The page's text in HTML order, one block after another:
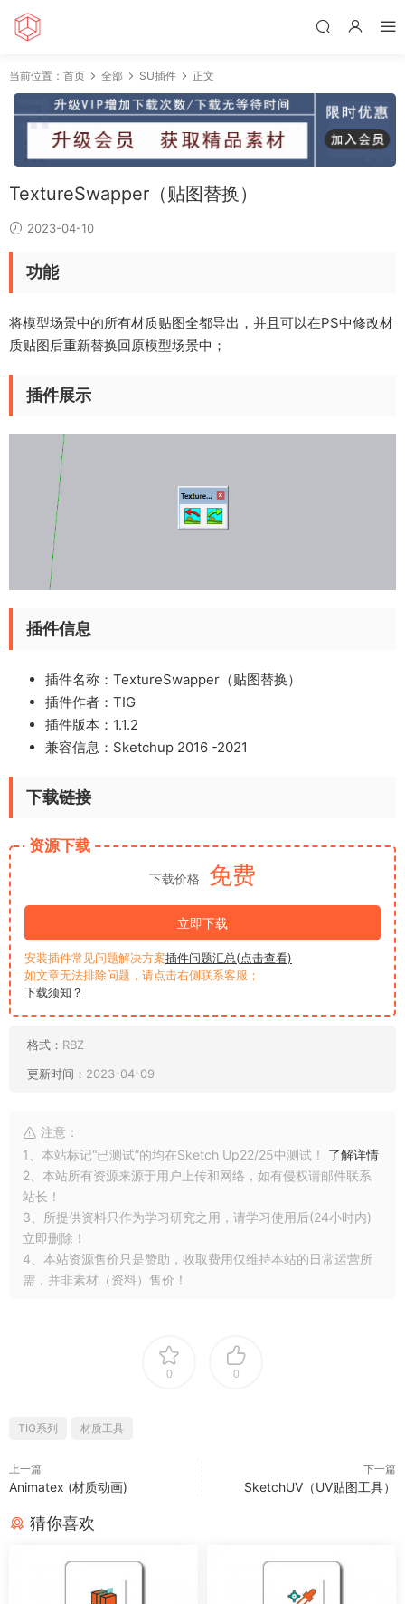
当前位置： 首页 全部 SU插件 正文
TextureSwapper（贴图替换）
2023-04-10
功能
将模型场景中的所有材质贴图全都导出，并且可以在PS中修改材
质贴图后重新替换回原模型场景中；
插件展示
插件信息
插件名称：TextureSwapper（贴图替换）
插件作者： TIG
插件版本：1.1.2
兼容信息：Sketchup 2016 -2021
下载链接
资源下载
下载价格 免费
立即下载
安装插件常见问题解决方案插件问题汇总(点击查看)
如文章无法排除问题，请点击右侧联系客服；
下载须知？
格式： RBZ
更新时间： 2023-04-09
注意：
1、本站标记“已测试”的均在Sketch Up22/25中测试！ 了解详情
2、本站所有资源来源于用户上传和网络，如有侵权请邮件联系
站长！
3、所提供资料只作为学习研究之用，请学习使用后(24小时内)
立即删除！
4、本站资源售价只是赞助，收取费用仅维持本站的日常运营所
需，并非素材（资料）售价！
0 0
TIG系列 材质工具
上一篇
Animatex (材质动画)
下一篇
SketchUV（UV贴图工具）
猜你喜欢